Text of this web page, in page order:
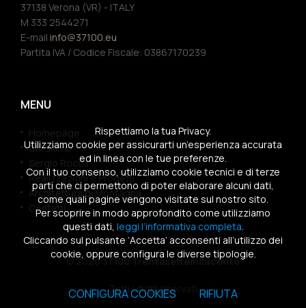
37138 Verona (VR) - ITALY
M 333 2544271
E-mail info@37100.eu
Partita IVA / Codice Fiscale: 03867170239
MENU
Homepage
Chi siamo
Sergio Rocca
Realizzazioni e Progetti
Architettura di Montagna
Contatti
© 202637100 Trentasettemilacento
Tutti i diritti riservati
Rispettiamo la tua Privacy.
Utilizziamo cookie per assicurarti un’esperienza accurata
ed in linea con le tue preferenze.
Con il tuo consenso, utilizziamo cookie tecnici e di terze
parti che ci permettono di poter elaborare alcuni dati,
come quali pagine vengono visitate sul nostro sito.
Per scoprire in modo approfondito come utilizziamo
questi dati, leggi l’informativa completa.
Cliccando sul pulsante ‘Accetta’ acconsenti all’utilizzo dei
cookie, oppure configura le diverse tipologie.
CONFIGURA COOKIES RIFIUTA